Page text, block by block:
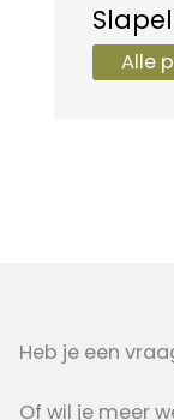
Alle
Heb je een
Of wil je meer